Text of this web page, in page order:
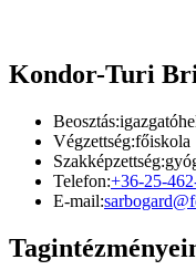
Kondor-Turi
Beosztás:
Végzettség:főiskola
Szakképzettség:
Telefon:+36-25-
E-mail: